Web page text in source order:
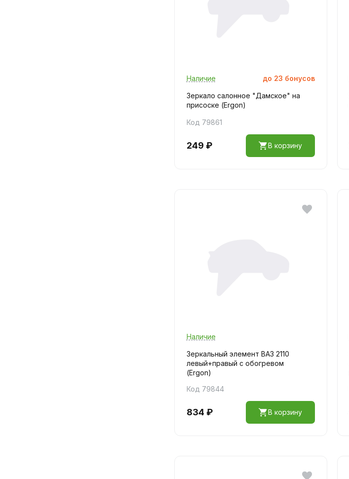
Наличие до 23 бонусов
Зеркало салонное "Дамское" на
присоске (Ergon)
Код 79861
249 ₽ В корзину
Наличие
Зеркальный элемент ВАЗ 2110
левый+правый с обогревом
(Ergon)
Код 79844
834 ₽ В корзину